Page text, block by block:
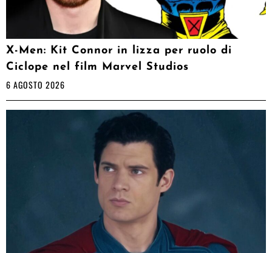
X-Men: Kit Connor in lizza per ruolo di
Ciclope nel film Marvel Studios
6 AGOSTO 2026